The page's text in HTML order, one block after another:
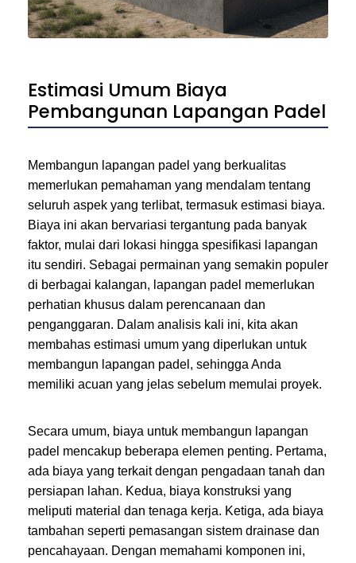
Estimasi Umum Biaya
Pembangunan Lapangan Padel
Membangun lapangan padel yang berkualitas
memerlukan pemahaman yang mendalam tentang
seluruh aspek yang terlibat, termasuk estimasi biaya.
Biaya ini akan bervariasi tergantung pada banyak
faktor, mulai dari lokasi hingga spesifikasi lapangan
itu sendiri. Sebagai permainan yang semakin populer
di berbagai kalangan, lapangan padel memerlukan
perhatian khusus dalam perencanaan dan
penganggaran. Dalam analisis kali ini, kita akan
membahas estimasi umum yang diperlukan untuk
membangun lapangan padel, sehingga Anda
memiliki acuan yang jelas sebelum memulai proyek.
Secara umum, biaya untuk membangun lapangan
padel mencakup beberapa elemen penting. Pertama,
ada biaya yang terkait dengan pengadaan tanah dan
persiapan lahan. Kedua, biaya konstruksi yang
meliputi material dan tenaga kerja. Ketiga, ada biaya
tambahan seperti pemasangan sistem drainase dan
pencahayaan. Dengan memahami komponen ini,